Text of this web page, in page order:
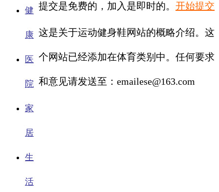
健
康
医
院
家
居
生
活
提交是免费的，加入是即时的。 开始提交
这是关于运动健身鞋网站的概略介绍。这
个网站已经添加在体育类别中。任何要求
和意见请发送至：emailese@163.com